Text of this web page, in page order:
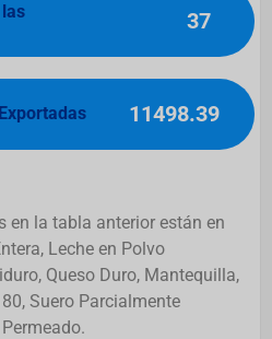
37
11498.39
en la tabla anterior están en
Leche en Polvo
Queso Duro, Mantequilla,
Suero Parcialmente